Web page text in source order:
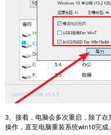
3、接着，电脑会多次重启，除了
操作，直至电脑重装系统win10完成。